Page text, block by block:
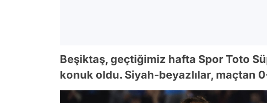
Beşiktaş, geçtiğimiz hafta Spor Toto
konuk oldu. Siyah-beyazlılar, maçtan